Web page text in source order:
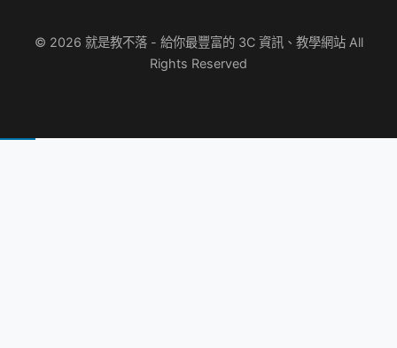
© 2026 就是教不落 - 給你最豐富的 3C 資訊、教學網站 All
Rights Reserved